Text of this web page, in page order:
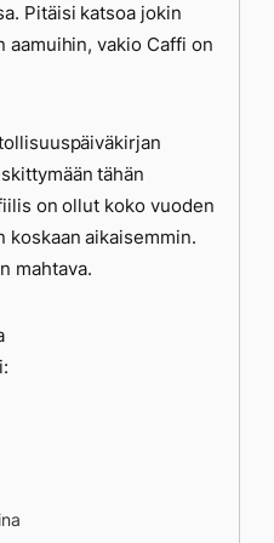
Pitäisi katsoa jokin
vakio Caffi on
tähän
on ollut koko vuoden
aikaisemmin.
mahtava.